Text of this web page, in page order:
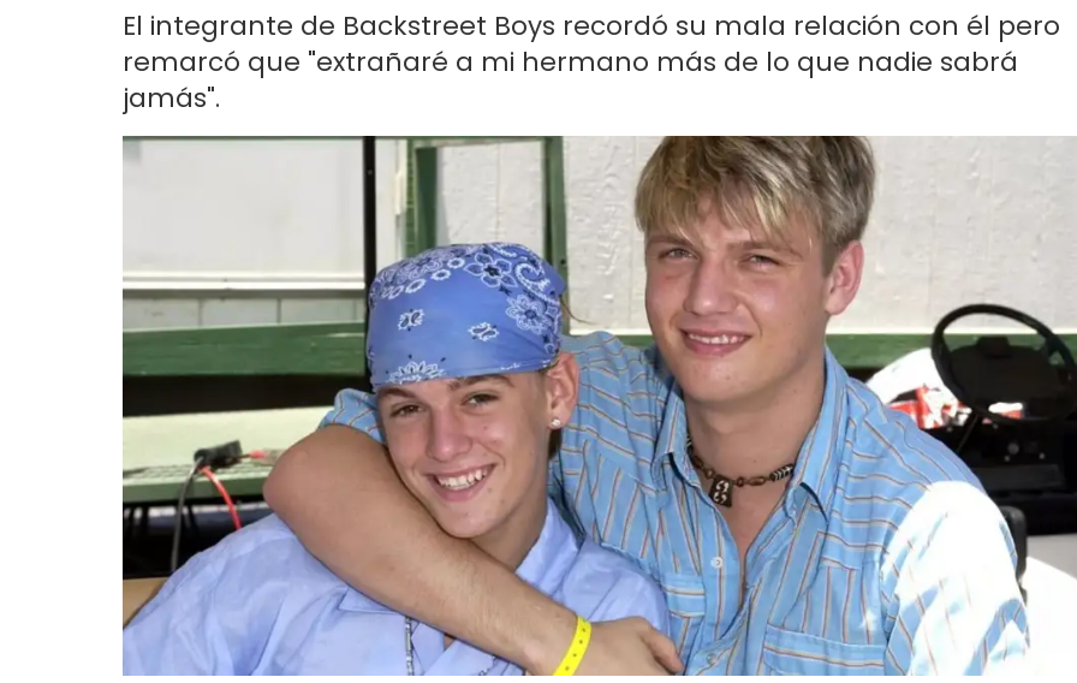
El integrante de Backstreet Boys recordó su mala relación con él pero
remarcó que "extrañaré a mi hermano más de lo que nadie sabrá
jamás".